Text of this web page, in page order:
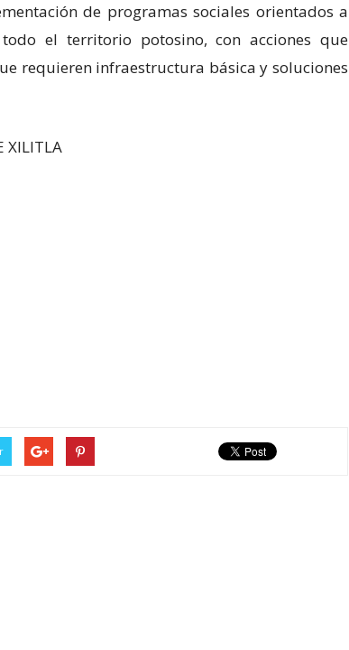
de programas sociales orientados a
el territorio potosino, con acciones que
requieren infraestructura básica y soluciones
XILITLA